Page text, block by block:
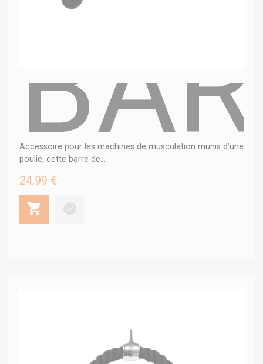
Accessoire pour les machines de musculation munis d’une
poulie, cette barre de...
24,99 €